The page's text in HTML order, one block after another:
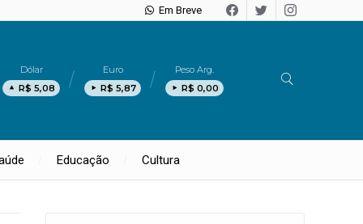
Em Breve
Dólar
R$ 5,08
Euro
R$ 5,87
Peso Arg.
R$ 0,00
Educação Cultura